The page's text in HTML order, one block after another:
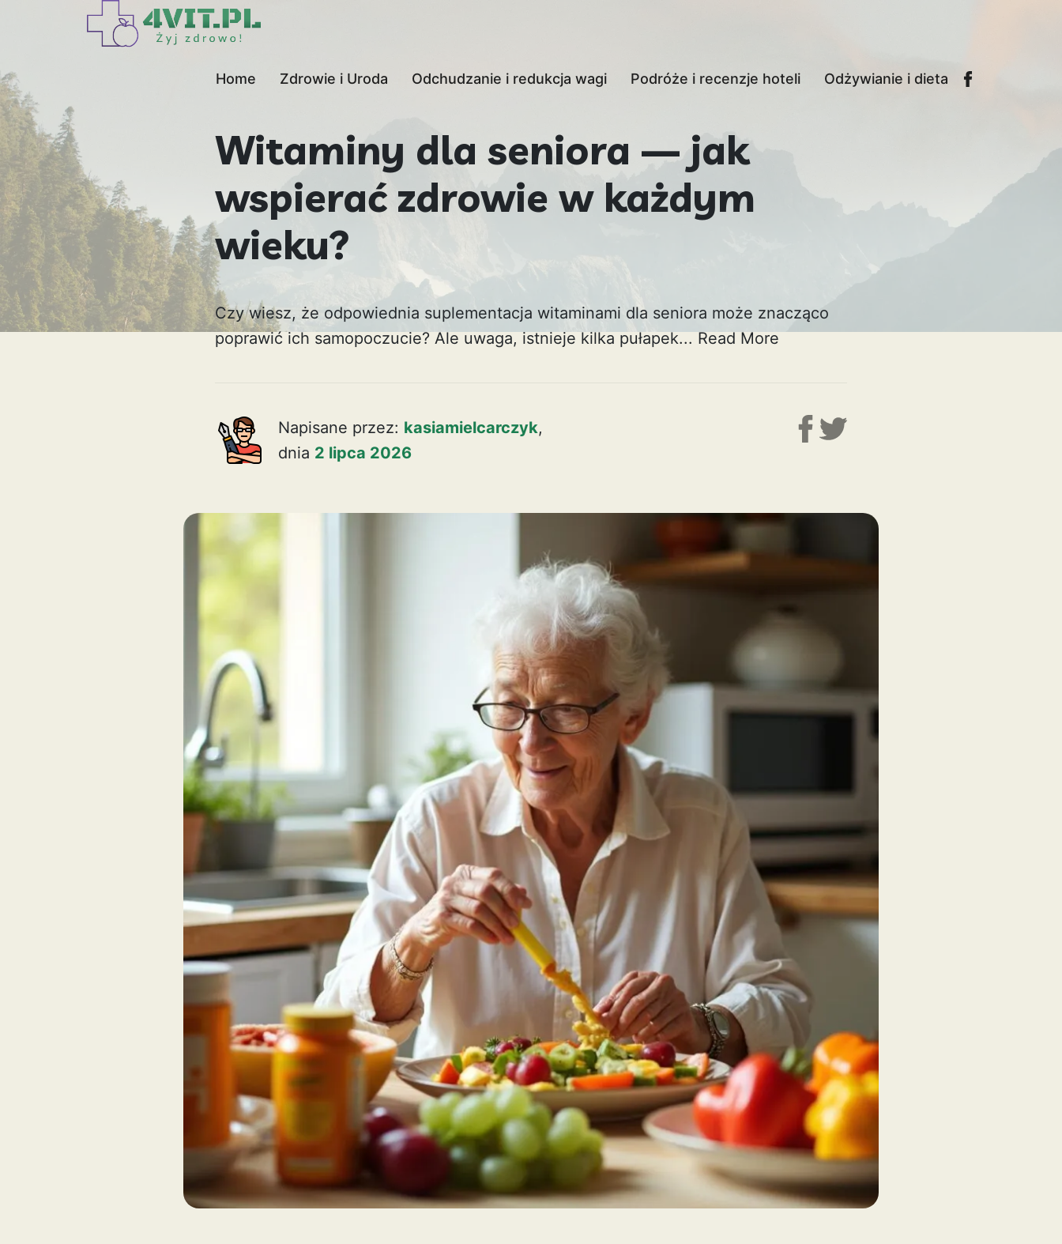
Home Zdrowie i Uroda Odchudzanie i redukcja wagi Podróże i recenzje hoteli Odżywianie i dieta
Witaminy dla seniora — jak
wspierać zdrowie w każdym
wieku?
Czy wiesz, że odpowiednia suplementacja witaminami dla seniora może znacząco
poprawić ich samopoczucie? Ale uwaga, istnieje kilka pułapek...Read More
Napisane przez: kasiamielcarczyk,
dnia 2 lipca 2026